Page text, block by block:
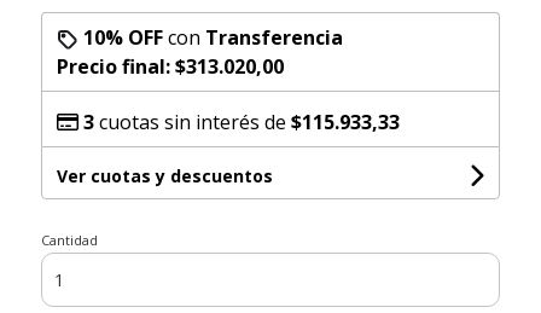
10% OFFcon Transferencia
Precio final:$313.020,00
3cuotas sin interés de $115.933,33
Ver cuotas y descuentos
Cantidad